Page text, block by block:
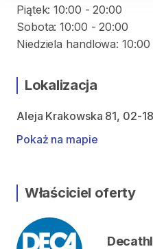
Piątek: 10:00 - 20:00
Sobota: 10:00 - 20:00
Niedziela handlowa:
Lokalizacja
Aleja Krakowska 81, 02-
Pokaż na mapie
Właściciel oferty